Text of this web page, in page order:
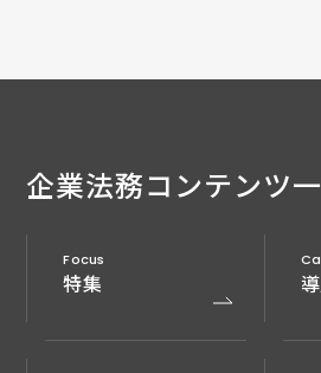
企業法務コンテンツ
Focus
特集